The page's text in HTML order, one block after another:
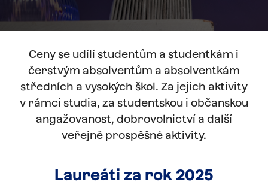
Ceny se udílí studentům a studentkám i
čerstvým absolventům a absolventkám
středních a vysokých škol. Za jejich aktivity
v rámci studia, za studentskou i občanskou
angažovanost, dobrovolnictví a další
veřejně prospěšné aktivity.
Laureáti za rok 2025